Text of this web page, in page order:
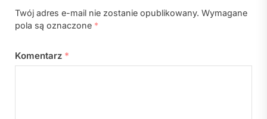
Twój adres e-mail nie zostanie opublikowany. Wymagane
pola są oznaczone *
Komentarz *